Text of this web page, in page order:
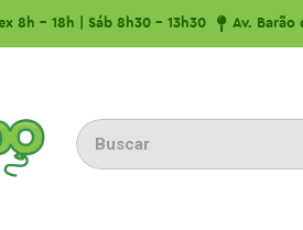
8h - 18h | Sáb 8h30 - 13h30 Av.